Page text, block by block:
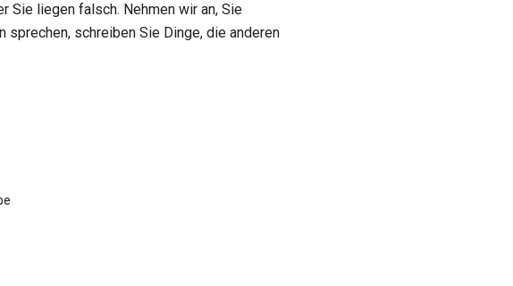
Sie liegen falsch. Nehmen wir an, Sie
sprechen, schreiben Sie Dinge, die anderen